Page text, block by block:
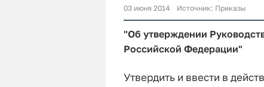
03 июня 2014 Источник: Приказы
"Об утверждении
Российской Федерации"
Утвердить и ввести в